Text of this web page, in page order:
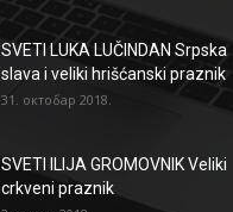
SVETI LUKA LUČINDAN Srpska
slava i veliki hrišćanski praznik
31. октобар 2018.
SVETI ILIJA GROMOVNIK Veliki
crkveni praznik